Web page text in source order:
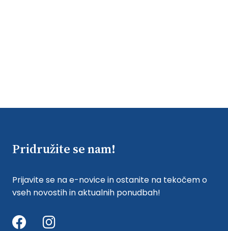
Pridružite se nam!
Prijavite se na e-novice in ostanite na tekočem o
vseh novostih in aktualnih ponudbah!